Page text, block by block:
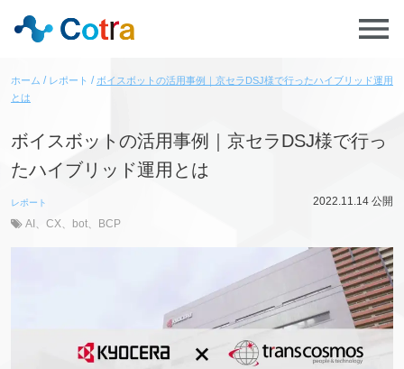
ホーム レポート
ボイスボットの活用事例｜京セラDSJ様で行ったハイブリッド運用
とは
ボイスボットの活用事例｜京セラDSJ様で行っ
たハイブリッド運用とは
レポート 2022.11.14 公開
AI 、 CX、 bot、 BCP